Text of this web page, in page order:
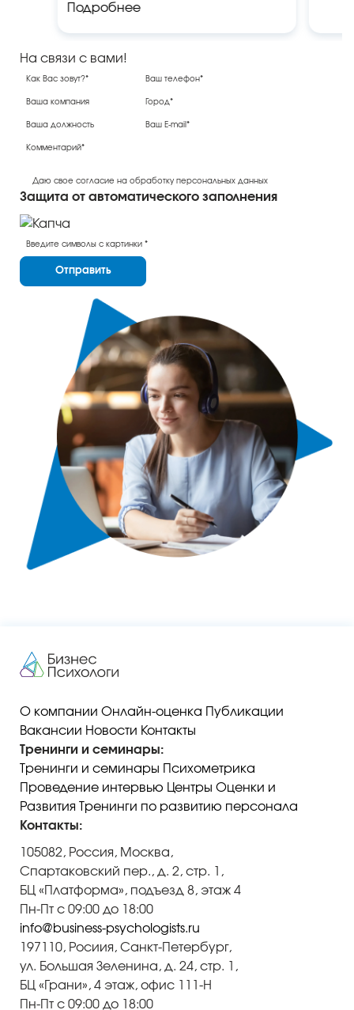
Подробнее
На связи с вами!
Даю свое согласие на обработку персональных данных
Защита от автоматического заполнения
Отправить
О компании Онлайн-оценка Публикации
Вакансии Новости Контакты
Тренинги и семинары:
Тренинги и семинары Психометрика
Проведение интервью Центры Оценки и
Развития Тренинги по развитию персонала
Контакты:
105082, Россия, Москва,
Спартаковский пер., д. 2, стр. 1,
БЦ «Платформа», подъезд 8, этаж 4
Пн-Пт с 09:00 до 18:00
info@business-psychologists.ru
197110, Росиия, Санкт-Петербург,
ул. Большая Зеленина, д. 24, стр. 1,
БЦ «Грани», 4 этаж, офис 111-Н
Пн-Пт с 09:00 до 18:00